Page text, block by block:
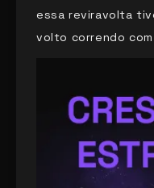
essa reviravolta
volto correndo